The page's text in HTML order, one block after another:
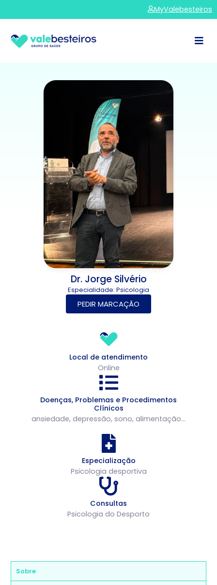
MyValebesteiros
Dr. Jorge Silvério
Especialidade: Psicologia
PEDIR MARCAÇÃO
Local de atendimento
Online
Doenças, Problemas e Procedimentos
Clínicos
ansiedade, depressão, sono, alimentação...
Especialização
Psicologia desportiva
Consultas
Psicologia do Desporto
Sobre